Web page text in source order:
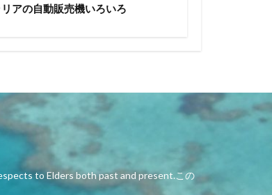
アの自動販売機いろいろ
to Elders both past and present.この